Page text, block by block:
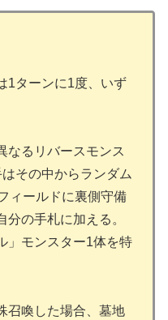
ターンに1度、いず
るリバースモンス
その中からランダム
ィールドに裏側守備
の手札に加える。
」モンスター1体を特
召喚した場合、墓地